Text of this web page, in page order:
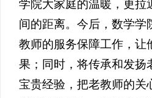
学院大家庭的温暖，更拉
间的距离。今后，数学学
教师的服务保障工作，让
果；同时，将传承和发扬
宝贵经验，把老教师的关